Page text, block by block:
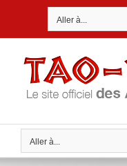
Aller à...
Aller à...